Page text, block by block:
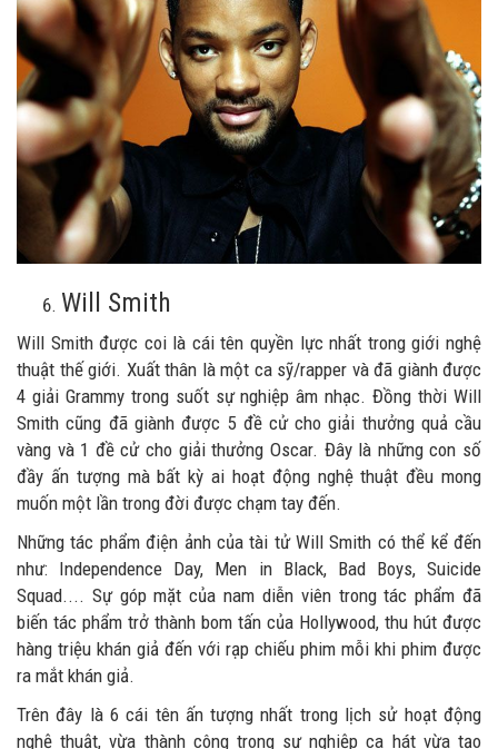
Will Smith
Will Smith được coi là cái tên quyền lực nhất trong giới nghệ
thuật thế giới. Xuất thân là một ca sỹ/rapper và đã giành được
4 giải Grammy trong suốt sự nghiệp âm nhạc. Đồng thời Will
Smith cũng đã giành được 5 đề cử cho giải thưởng quả cầu
vàng và 1 đề cử cho giải thưởng Oscar. Đây là những con số
đầy ấn tượng mà bất kỳ ai hoạt động nghệ thuật đều mong
muốn một lần trong đời được chạm tay đến.
Những tác phẩm điện ảnh của tài tử Will Smith có thể kể đến
như: Independence Day, Men in Black, Bad Boys, Suicide
Squad.... Sự góp mặt của nam diễn viên trong tác phẩm đã
biến tác phẩm trở thành bom tấn của Hollywood, thu hút được
hàng triệu khán giả đến với rạp chiếu phim mỗi khi phim được
ra mắt khán giả.
Trên đây là 6 cái tên ấn tượng nhất trong lịch sử hoạt động
nghệ thuật, vừa thành công trong sự nghiệp ca hát vừa tạo